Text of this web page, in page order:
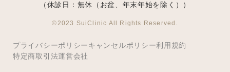
（休診日：無休（お盆、年末年始を除く））
©2023 SuiClinic All Rights Reserved.
プライバシーポリシーキャンセルポリシー利用規約
特定商取引法運営会社